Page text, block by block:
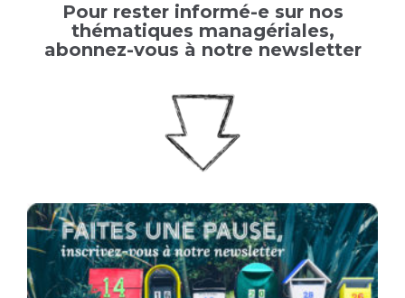
Pour rester informé-e sur nos
thématiques managériales,
abonnez-vous à notre newsletter